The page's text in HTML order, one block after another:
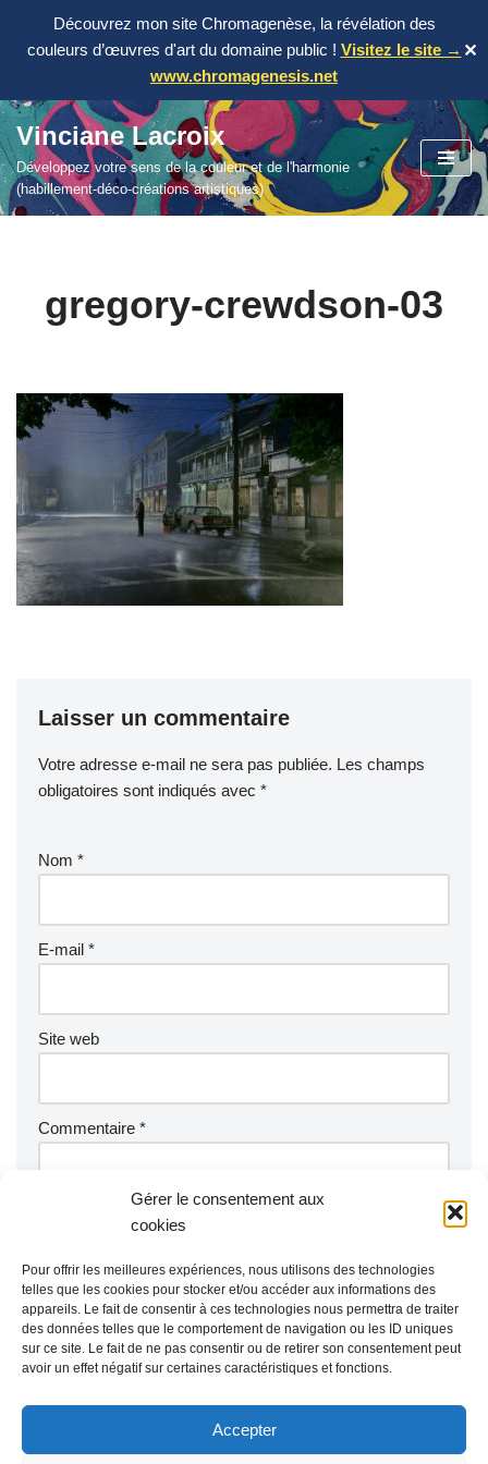
Gérer le consentement aux
cookies
Pour offrir les meilleures expériences, nous utilisons des technologies
telles que les cookies pour stocker et/ou accéder aux informations des
appareils. Le fait de consentir à ces technologies nous permettra de traiter
des données telles que le comportement de navigation ou les ID uniques
sur ce site. Le fait de ne pas consentir ou de retirer son consentement peut
avoir un effet négatif sur certaines caractéristiques et fonctions.
Accepter
Découvrez mon site Chromagenèse, la révélation des
couleurs d’œuvres d'art du domaine public ! Visitez le site →
www.chromagenesis.net
✕
Aller
au
contenu
Vinciane Lacroix
Développez votre sens de la couleur et de l'harmonie
(habillement-déco-créations artistiques)
gregory-crewdson-03
Laisser un commentaire
Votre adresse e-mail ne sera pas publiée. Les champs
obligatoires sont indiqués avec *
Nom *
E-mail *
Site web
Commentaire *